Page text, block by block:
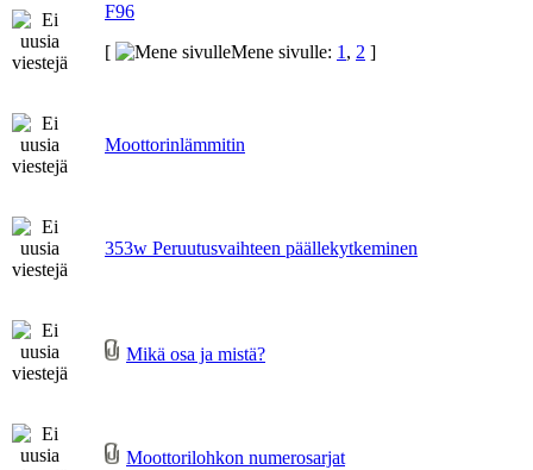
F96
[
Mene sivulle: 1, 2 ]
Moottorinlämmitin
353w Peruutusvaihteen päällekytkeminen
Mikä osa ja mistä?
Moottorilohkon numerosarjat